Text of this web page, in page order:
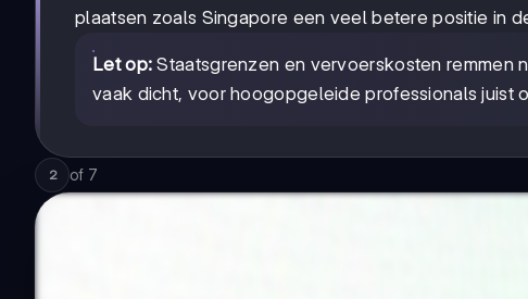
plaatsen zoals Singapore een veel betere positie in
Let op: Staatsgrenzen en vervoerskosten remmen
vaak dicht, voor hoogopgeleide professionals juist
2 of 7